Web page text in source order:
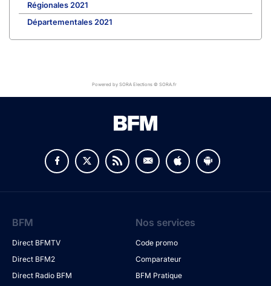
Régionales 2021
Départementales 2021
Powered by SORA Elections © SORA.fr
BFM
Direct BFMTV
Direct BFM2
Direct Radio BFM
Nos services
Code promo
Comparateur
BFM Pratique